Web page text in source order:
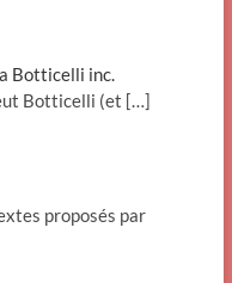
Botticelli inc.
Botticelli (et […]
proposés par